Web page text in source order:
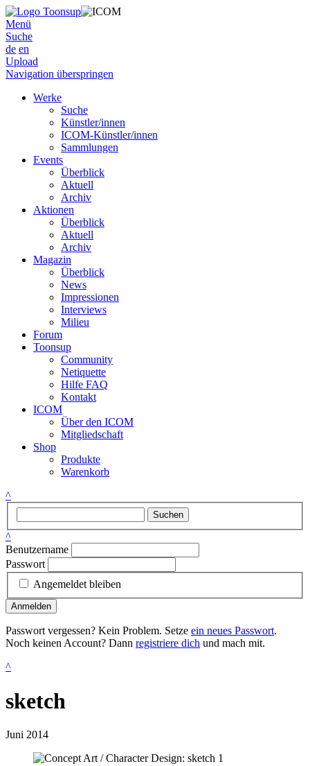
Menü
Suche
de en
Upload
Navigation überspringen
Werke
Suche
Künstler/innen
ICOM-Künstler/innen
Sammlungen
Events
Überblick
Aktuell
Archiv
Aktionen
Überblick
Aktuell
Archiv
Magazin
Überblick
News
Impressionen
Interviews
Milieu
Forum
Toonsup
Community
Netiquette
Hilfe FAQ
Kontakt
ICOM
Über den ICOM
Mitgliedschaft
Shop
Produkte
Warenkorb
^
Suchen
^
Benutzername
Passwort
Angemeldet bleiben
Anmelden
Passwort vergessen? Kein Problem. Setze ein neues Passwort.
Noch keinen Account? Dann registriere dich und mach mit.
^
sketch
Juni 2014